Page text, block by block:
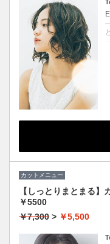
カットメニュー
【しっとりまとまる】
￥5500
￥7,300 > ￥5,500